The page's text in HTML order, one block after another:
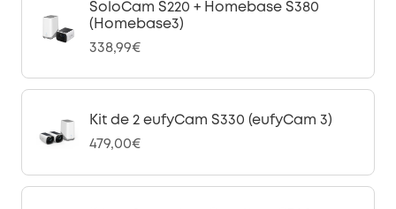
SoloCam S220 + Homebase S380
(Homebase3)
338,99€
Kit de 2 eufyCam S330 (eufyCam 3)
479,00€